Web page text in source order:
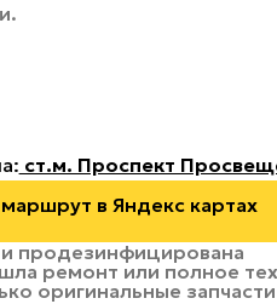
ст.м. Проспект
в Яндекс картах
продезинфицирована
ремонт или полное
оригинальные запчасти